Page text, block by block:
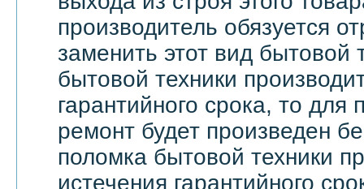
производитель обязуется
заменить этот вид бытовой
бытовой техники
гарантийного срока, то для
ремонт будет произведен
поломка бытовой техники
истечения гарантийного